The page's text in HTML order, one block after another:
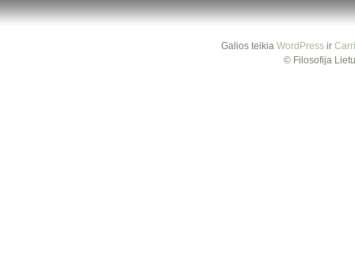
Galios teikia WordPressir
© Filosofija